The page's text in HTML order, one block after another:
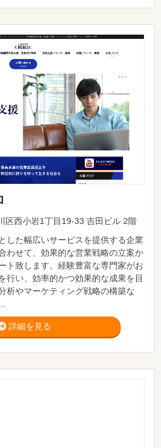
区西小岩1丁目19-33 吉田ビル 2階
した幅広いサービスを提供する企業
わせて、効果的な営業戦略の立案か
ト致します。経験豊富な専門家がお
行い、効率的かつ効果的な成果を目
析やマーケティング戦略の構築な
詳細を見る